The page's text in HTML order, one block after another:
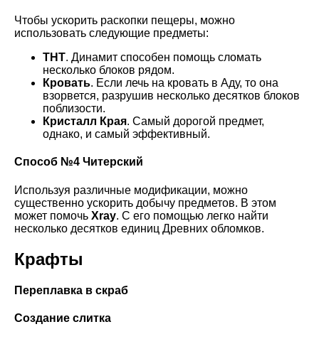
Чтобы ускорить раскопки пещеры, можно
использовать следующие предметы:
ТНТ. Динамит способен помощь сломать
несколько блоков рядом.
Кровать. Если лечь на кровать в Аду, то она
взорвется, разрушив несколько десятков блоков
поблизости.
Кристалл Края. Самый дорогой предмет,
однако, и самый эффективный.
Способ №4 Читерский
Используя различные модификации, можно
существенно ускорить добычу предметов. В этом
может помочь Xray. С его помощью легко найти
несколько десятков единиц Древних обломков.
Крафты
Переплавка в скраб
Создание слитка